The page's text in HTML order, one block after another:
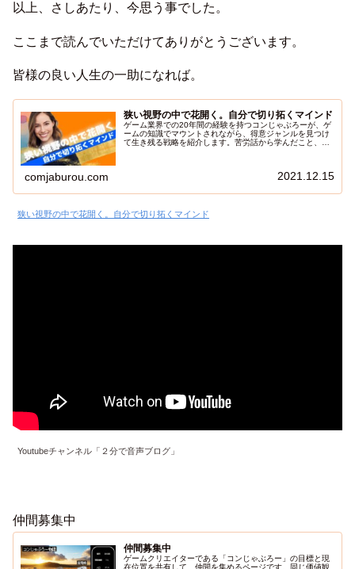
以上、さしあたり、今思う事でした。
ここまで読んでいただけてありがとうございます。
皆様の良い人生の一助になれば。
狭い視野の中で花開く。自分で切り拓くマインド
ゲーム業界での20年間の経験を持つコンじゃぶろーが、ゲ
ームの知識でマウントされながら、得意ジャンルを見つけ
て生き残る戦略を紹介します。苦労話から学んだこと、そ
野が狭いと感じても、あきらめずに自分の道を切り開く秘
comjaburou.com 2021.12.15
狭い視野の中で花開く。自分で切り拓くマインド
Youtubeチャンネル「２分で音声ブログ」
仲間募集中
仲間募集中
ゲームクリエイターである「コンじゃぶろー」の目標と現
在位置を共有して、仲間を集めるページです。同じ価値観